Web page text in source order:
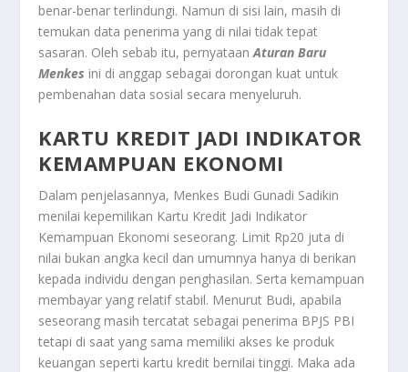
benar-benar terlindungi. Namun di sisi lain, masih di
temukan data penerima yang di nilai tidak tepat
sasaran. Oleh sebab itu, pernyataanAturan Baru
Menkes ini di anggap sebagai dorongan kuat untuk
pembenahan data sosial secara menyeluruh.
KARTU KREDIT JADI INDIKATOR
KEMAMPUAN EKONOMI
Dalam penjelasannya, Menkes Budi Gunadi Sadikin
menilai kepemilikan Kartu Kredit Jadi Indikator
Kemampuan Ekonomi seseorang. Limit Rp20 juta di
nilai bukan angka kecil dan umumnya hanya di berikan
kepada individu dengan penghasilan. Serta kemampuan
membayar yang relatif stabil. Menurut Budi, apabila
seseorang masih tercatat sebagai penerima BPJS PBI
tetapi di saat yang sama memiliki akses ke produk
keuangan seperti kartu kredit bernilai tinggi. Maka ada